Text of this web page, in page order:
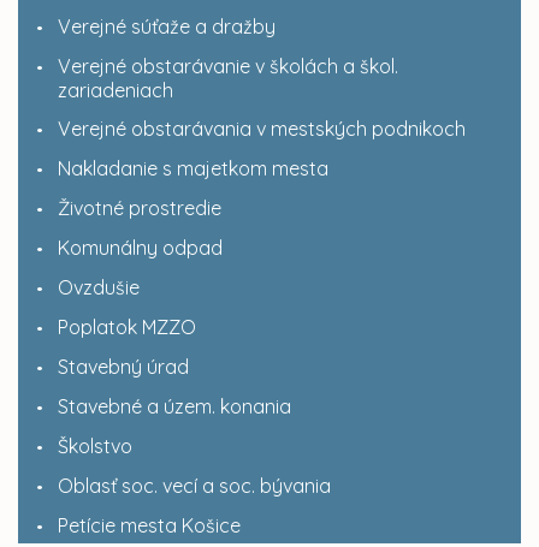
Verejné súťaže a dražby
Verejné obstarávanie v školách a škol.
zariadeniach
Verejné obstarávania v mestských podnikoch
Nakladanie s majetkom mesta
Životné prostredie
Komunálny odpad
Ovzdušie
Poplatok MZZO
Stavebný úrad
Stavebné a územ. konania
Školstvo
Oblasť soc. vecí a soc. bývania
Petície mesta Košice